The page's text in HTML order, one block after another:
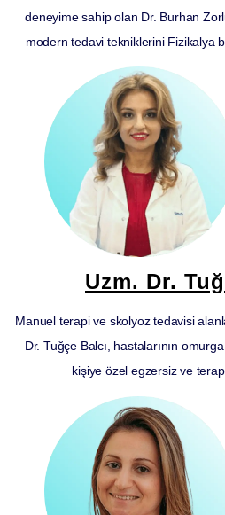
deneyime sahip olan Dr. Burhan
modern tedavi tekniklerini Fizikalya
Uzm. Dr.
Manuel terapi ve skolyoz tedavisi
Dr. Tuğçe Balcı, hastalarının
kişiye özel egzersiz ve